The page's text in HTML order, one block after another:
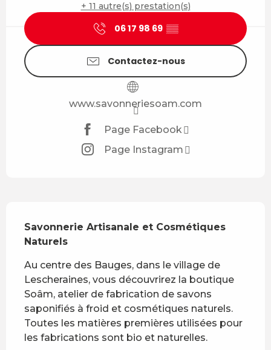
+ 11 autre(s) prestation(s)
06 17 98 69 ▒▒
Contactez-nous
www.savonneriesoam.com
Page Facebook
Page Instagram
Savonnerie Artisanale et Cosmétiques
Naturels
Au centre des Bauges, dans le village de
Lescheraines, vous découvrirez la boutique
Soâm, atelier de fabrication de savons
saponifiés à froid et cosmétiques naturels.
Toutes les matières premières utilisées pour
les fabrications sont bio et naturelles.